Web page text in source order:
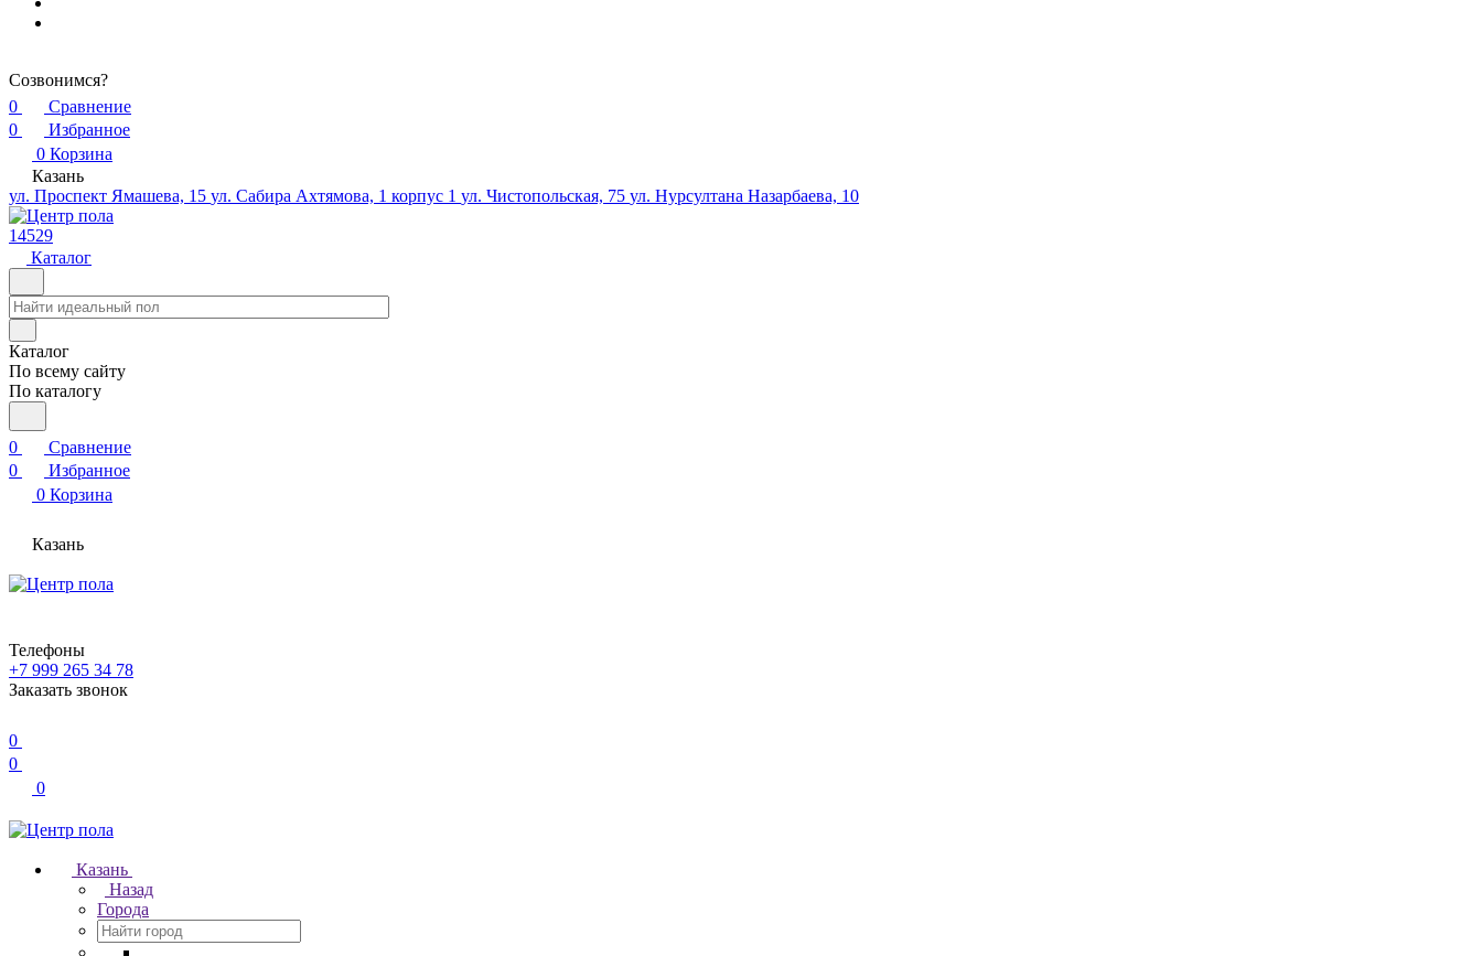
Созвонимся?
0
Сравнение
0
Избранное
0 Корзина
Казань
ул. Проспект Ямашева, 15 ул. Сабира Ахтямова, 1 корпус 1 ул. Чистопольская, 75 ул. Нурсултана Назарбаева, 10
14529
Каталог
Каталог
По всему сайту
По каталогу
0
Сравнение
0
Избранное
0 Корзина
Казань
Телефоны
+7 999 265 34 78
Заказать звонок
0
0
0
Казань
Назад
Города